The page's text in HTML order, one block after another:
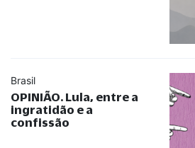
Brasil
OPINIÃO. Lula, entre a
ingratidão e a
confissão